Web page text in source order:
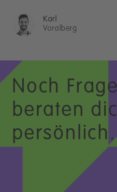
Karl
Voralberg
Noch
beraten
persönlich.